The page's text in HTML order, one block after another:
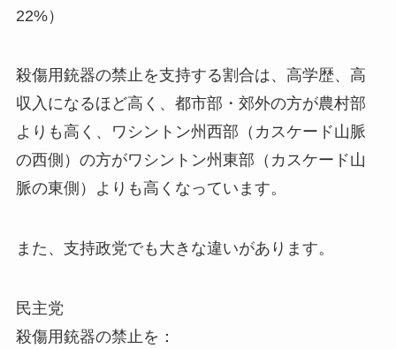
22%）
殺傷用銃器の禁止を支持する割合は、高学歴、高
収入になるほど高く、都市部・郊外の方が農村部
よりも高く、ワシントン州西部（カスケード山脈
の西側）の方がワシントン州東部（カスケード山
脈の東側）よりも高くなっています。
また、支持政党でも大きな違いがあります。
民主党
殺傷用銃器の禁止を：